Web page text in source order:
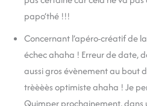
papo’thé !!!
Concernant l’apéro-créatif de
échec ahaha ! Erreur de date,
aussi gros évènement au bout
trèèèès optimiste ahaha ! Je
Quimper prochainement, dans